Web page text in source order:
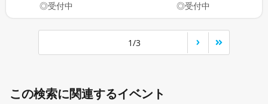
◎受付中
◎受付中
1/3
この検索に関連するイベント